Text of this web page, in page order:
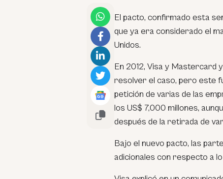
El pacto, confirmado esta
que ya era considerado el
Unidos.
En 2012, Visa y Mastercard
resolver el caso, pero este
petición de varias de las
los US$ 7,000 millones,
después de la retirada de
Bajo el nuevo pacto, las
adicionales con respecto a